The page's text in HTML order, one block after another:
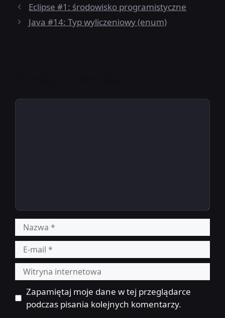
Eclipse #1: środowisko programistyczne
Java #14: Typ wyliczeniowy (enum)
Komentarz
Nazwa
mail
Witryna
internetowa
Zapamiętaj moje dane w tej przeglądarce
podczas pisania kolejnych komentarzy.